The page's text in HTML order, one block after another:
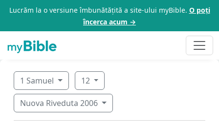
Lucrăm la o versiune îmbunătățită a site-ului myBible. O poți
încerca acum →
1 Samuel 12
Nuova Riveduta 2006